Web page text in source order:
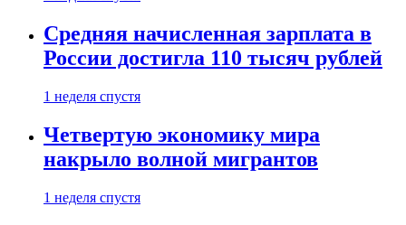
Средняя начисленная зарплата в
России достигла 110 тысяч рублей
1 неделя спустя
Четвертую экономику мира
накрыло волной мигрантов
1 неделя спустя